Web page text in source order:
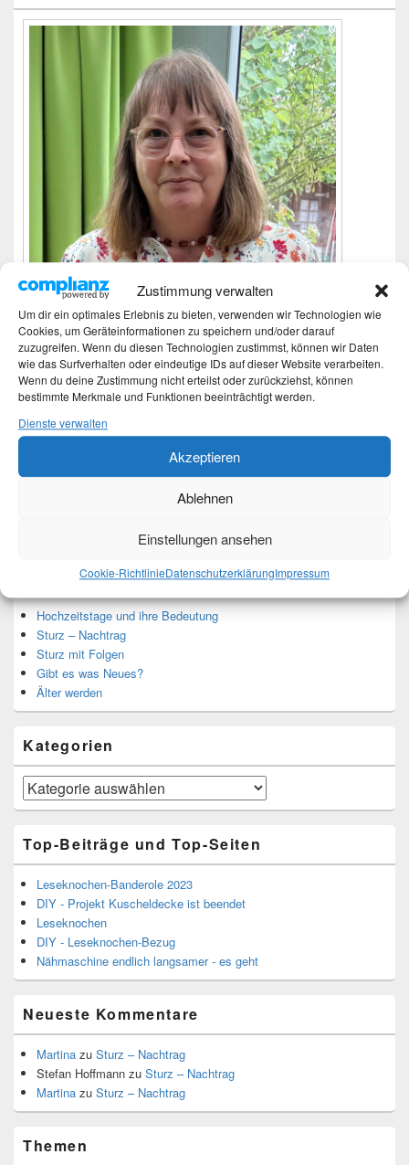
Zustimmung verwalten
Um dir ein optimales Erlebnis zu bieten, verwenden wir Technologien wie
Cookies, um Geräteinformationen zu speichern und/oder darauf
zuzugreifen. Wenn du diesen Technologien zustimmst, können wir Daten
wie das Surfverhalten oder eindeutige IDs auf dieser Website verarbeiten.
Wenn du deine Zustimmung nicht erteilst oder zurückziehst, können
bestimmte Merkmale und Funktionen beeinträchtigt werden.
Dienste verwalten
Akzeptieren
Ablehnen
Einstellungen ansehen
Cookie-RichtlinieDatenschutzerklärungImpressum
Ich bin Martina und Autorin dieses Blogs.
Mehr Infos unter About me.
Neueste Beiträge
Hochzeitstage und ihre Bedeutung
Sturz – Nachtrag
Sturz mit Folgen
Gibt es was Neues?
Älter werden
Kategorien
Kategorien
Top-Beiträge und Top-Seiten
Leseknochen-Banderole 2023
DIY - Projekt Kuscheldecke ist beendet
Leseknochen
DIY - Leseknochen-Bezug
Nähmaschine endlich langsamer - es geht
Neueste Kommentare
Martina zu Sturz – Nachtrag
Stefan Hoffmann zu Sturz – Nachtrag
Martina zu Sturz – Nachtrag
Themen